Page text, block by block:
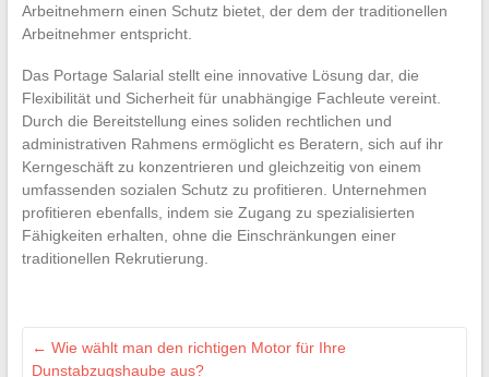
Arbeitnehmern einen Schutz bietet, der dem der traditionellen
Arbeitnehmer entspricht.
Das Portage Salarial stellt eine innovative Lösung dar, die
Flexibilität und Sicherheit für unabhängige Fachleute vereint.
Durch die Bereitstellung eines soliden rechtlichen und
administrativen Rahmens ermöglicht es Beratern, sich auf ihr
Kerngeschäft zu konzentrieren und gleichzeitig von einem
umfassenden sozialen Schutz zu profitieren. Unternehmen
profitieren ebenfalls, indem sie Zugang zu spezialisierten
Fähigkeiten erhalten, ohne die Einschränkungen einer
traditionellen Rekrutierung.
← Wie wählt man den richtigen Motor für Ihre
Dunstabzugshaube aus?